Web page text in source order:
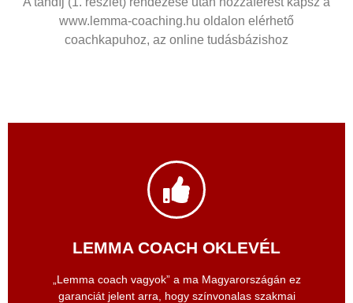
www.lemma-coaching.hu oldalon elérhető
coachkapuhoz, az online tudásbázishoz
LEMMA COACH OKLEVÉL
„Lemma coach vagyok” a ma Magyarországán ez
garanciát jelent arra, hogy színvonalas szakmai
Jelentkezz coach képzésünkre és használd az
oktatóanyagokat